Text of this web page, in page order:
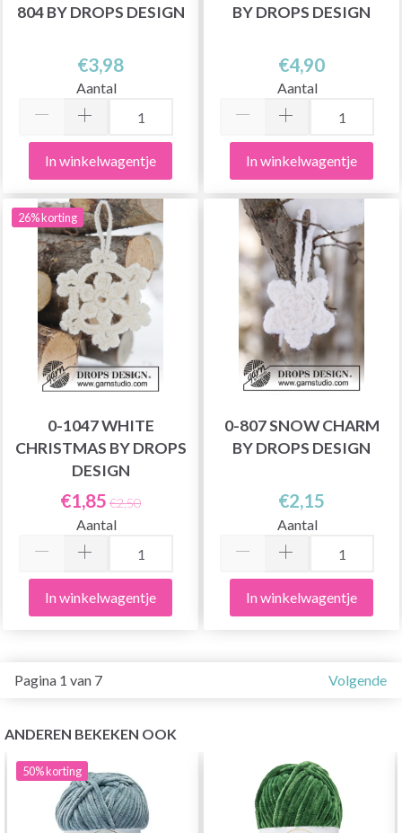
804 BY DROPS DESIGN
€3,98
Aantal
In winkelwagentje
BY DROPS DESIGN
€4,90
Aantal
In winkelwagentje
26% korting
0-1047 WHITE
CHRISTMAS BY DROPS
DESIGN
€1,85 €2,50
Aantal
In winkelwagentje
0-807 SNOW CHARM
BY DROPS DESIGN
€2,15
Aantal
In winkelwagentje
Pagina 1 van 7 Volgende
ANDEREN BEKEKEN OOK
50%korting